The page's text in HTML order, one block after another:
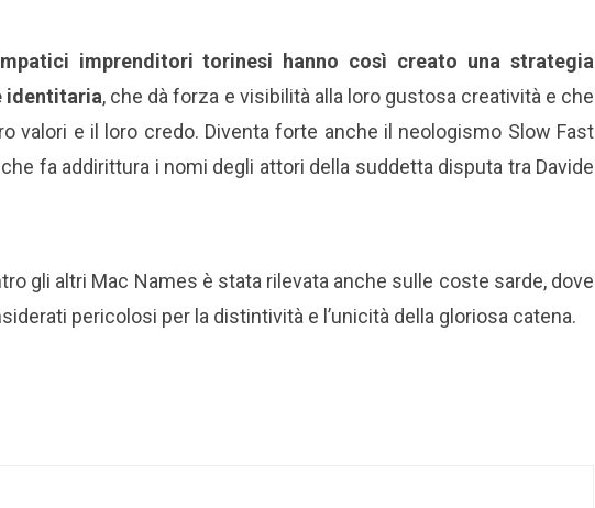
imprenditori torinesi hanno così creato una strategia
identitaria, che dà forza e visibilità alla loro gustosa creatività e che
valori e il loro credo. Diventa forte anche il neologismo Slow Fast
fa addirittura i nomi degli attori della suddetta disputa tra Davide
gli altri Mac Names è stata rilevata anche sulle coste sarde, dove
pericolosi per la distintività e l’unicità della gloriosa catena.